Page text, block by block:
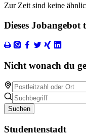
Zur Zeit sind keine
Dieses Jobangebot
Nicht wonach du
Suchen
Studentenstadt